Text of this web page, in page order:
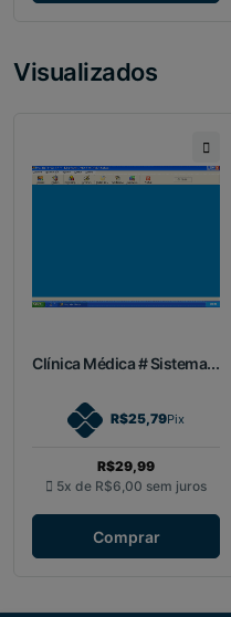
Visualizados
Clínica Médica # Sistema...
R$25,79Pix
R$29,99
5x de R$6,00 sem juros
Comprar